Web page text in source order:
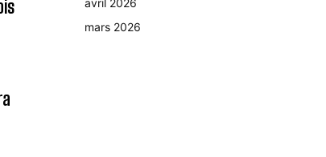
avril 2026
mars 2026